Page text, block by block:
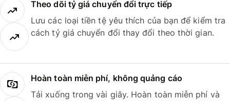
Theo dõi tỷ giá chuyển đổi trực tiếp
Lưu các loại tiền tệ yêu thích của bạn để kiểm tra
cách tỷ giá chuyển đổi thay đổi theo thời gian.
Hoàn toàn miễn phí, không quảng cáo
Tải xuống trong vài giây. Hoàn toàn miễn phí và